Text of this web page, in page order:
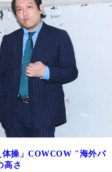
体操」COWCOW "海外バ
高さ